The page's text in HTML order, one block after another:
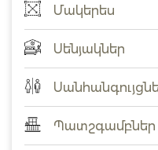
Մակերես
Սենյակներ
Պատշգամբներ